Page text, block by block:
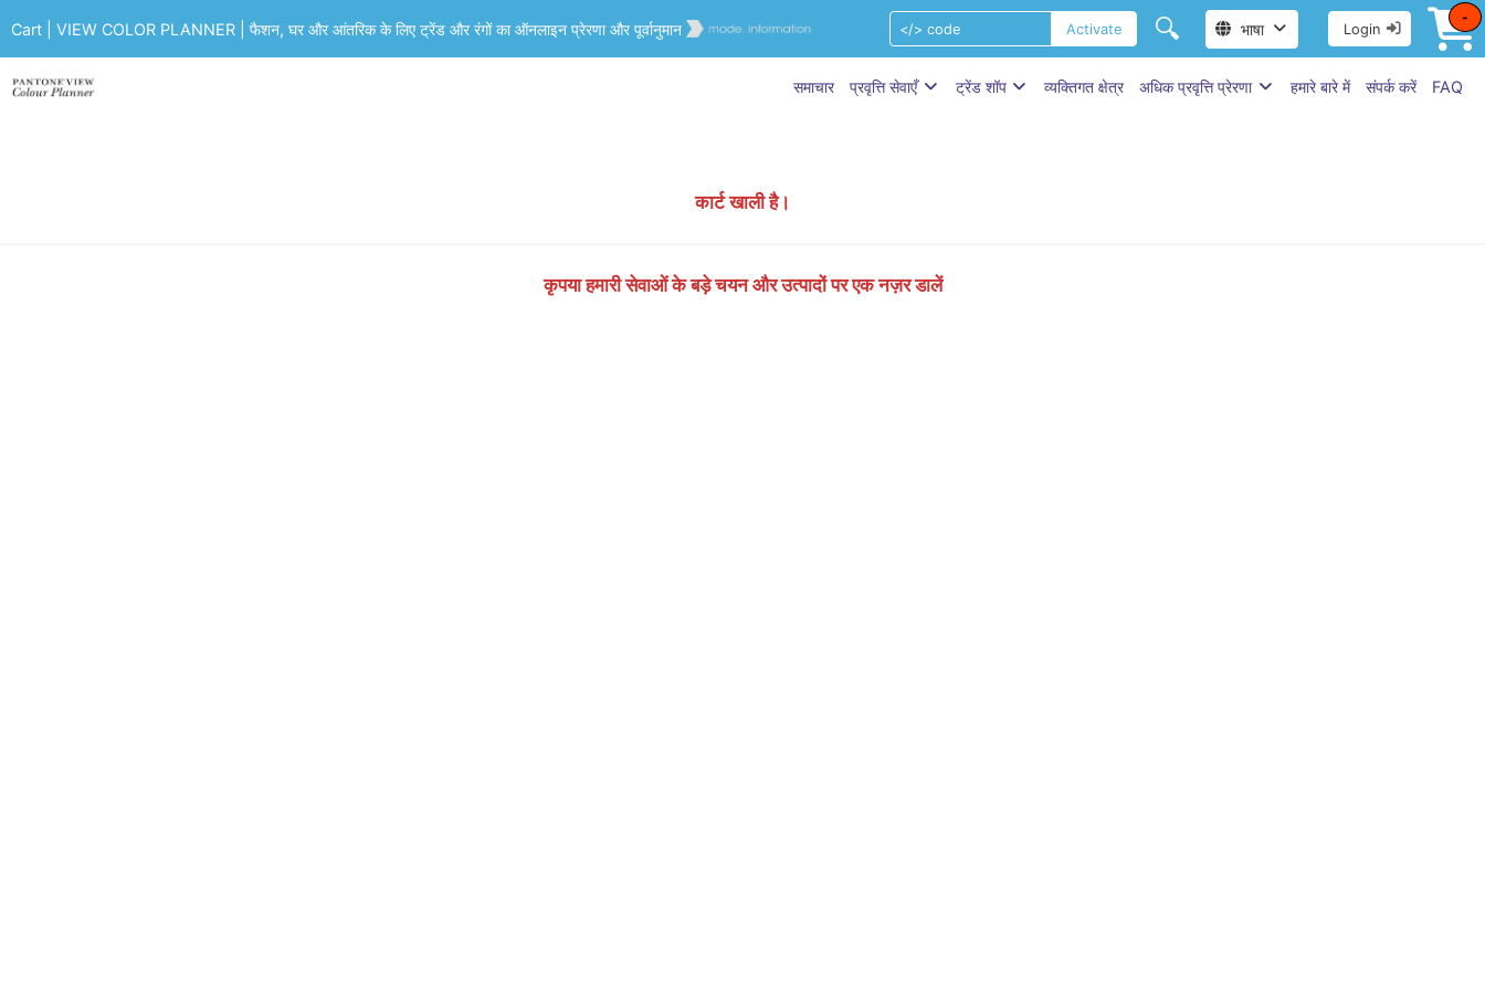
Cart | VIEW COLOR PLANNER | फैशन, घर और आंतरिक के लिए ट्रेंड और रंगों का ऑनलाइन प्रेरणा और पूर्वानुमान Activate 🔍 भाषा Login
-
समाचार प्रवृत्ति सेवाएँ ट्रेंड शॉप व्यक्तिगत क्षेत्र अधिक प्रवृत्ति प्रेरणा हमारे बारे में संपर्क करें FAQ
कार्ट खाली है।
कृपया हमारी सेवाओं के बड़े चयन औरउत्पादों पर एक नज़र डालें